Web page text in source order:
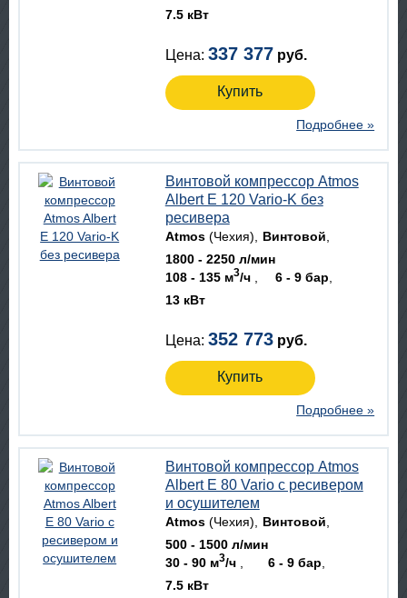
7.5 кВт
Цена: 337 377 руб.
Купить
Подробнее »
Винтовой компрессор Atmos
Albert E 120 Vario-K без
ресивера
Atmos(Чехия)
Винтовой
1800 - 2250 л/мин
108 - 135 м3/ч
6 - 9 бар
13 кВт
Цена: 352 773 руб.
Купить
Подробнее »
Винтовой компрессор Atmos
Albert E 80 Vario с ресивером
и осушителем
Atmos(Чехия)
Винтовой
500 - 1500 л/мин
30 - 90 м3/ч
6 - 9 бар
7.5 кВт